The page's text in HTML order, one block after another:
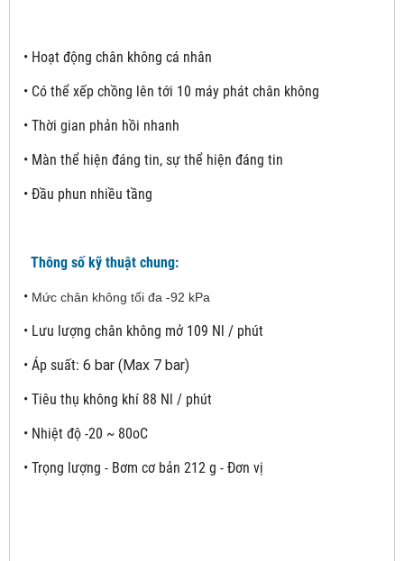
• Hoạt động chân không cá nhân
• Có thể xếp chồng lên tới 10 máy phát chân không
• Thời gian phản hồi nhanh
• Màn thể hiện đáng tin, sự thể hiện đáng tin
• Đầu phun nhiều tầng
Thông số kỹ thuật chung:
• Mức chân không tối đa -92 kPa
• Lưu lượng chân không mở 109 Nl / phút
• Áp suất: 6 bar (Max 7 bar)
• Tiêu thụ không khí 88 Nl / phút
• Nhiệt độ -20 ~ 80oC
• Trọng lượng - Bơm cơ bản 212 g - Đơn vị